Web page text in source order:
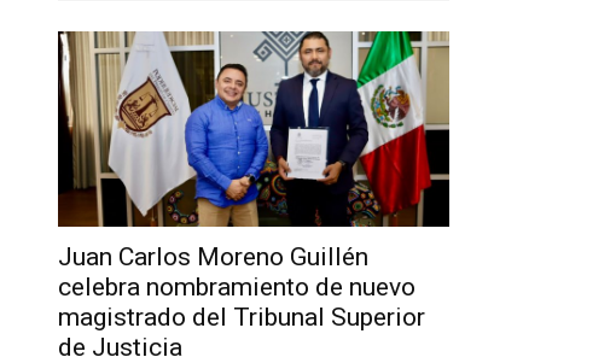
Juan Carlos Moreno Guillén
celebra nombramiento de nuevo
magistrado del Tribunal Superior
de Justicia